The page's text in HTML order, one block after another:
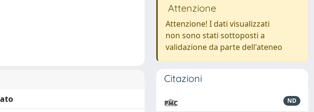
Attenzione
Attenzione! I dati visualizzati
non sono stati sottoposti a
validazione da parte dell'ateneo
Citazioni
ND